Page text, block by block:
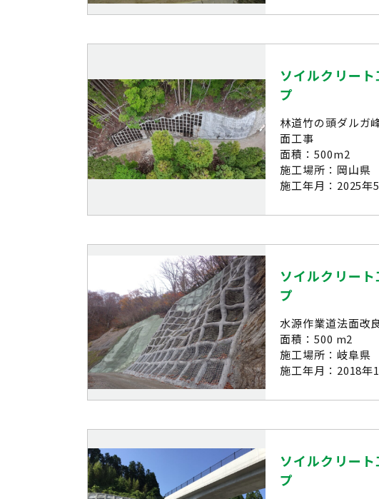
ソイルクリー
プ
林道竹の頭ダルガ
面工事
面積：500m2
施工場所：岡山県
施工年月：2025年
ソイルクリー
プ
水源作業道法面改
面積：500 m2
施工場所：岐阜県
施工年月：2018年
ソイルクリー
プ